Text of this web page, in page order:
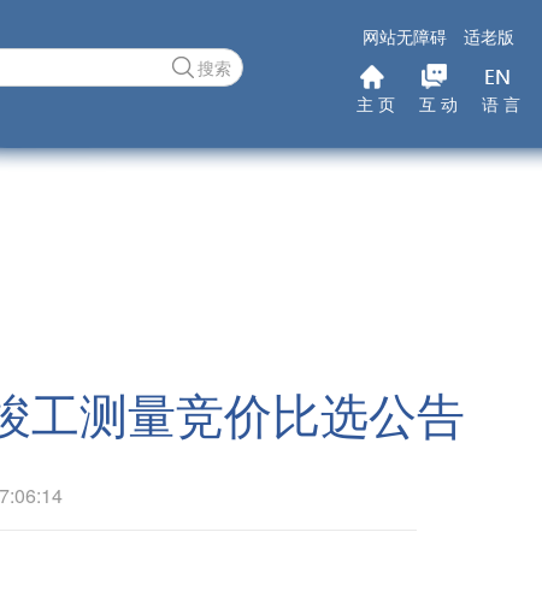
搜索
网站无障碍 适老版
主 页 互 动 语 言
工测量竞价比选公告